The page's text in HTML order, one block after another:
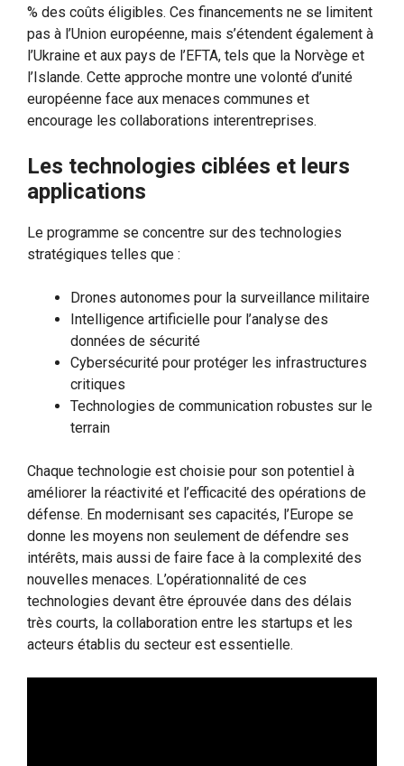
% des coûts éligibles. Ces financements ne se limitent
pas à l’Union européenne, mais s’étendent également à
l’Ukraine et aux pays de l’EFTA, tels que la Norvège et
l’Islande. Cette approche montre une volonté d’unité
européenne face aux menaces communes et
encourage les collaborations interentreprises.
Les technologies ciblées et leurs
applications
Le programme se concentre sur des technologies
stratégiques telles que :
Drones autonomes pour la surveillance militaire
Intelligence artificielle pour l’analyse des
données de sécurité
Cybersécurité pour protéger les infrastructures
critiques
Technologies de communication robustes sur le
terrain
Chaque technologie est choisie pour son potentiel à
améliorer la réactivité et l’efficacité des opérations de
défense. En modernisant ses capacités, l’Europe se
donne les moyens non seulement de défendre ses
intérêts, mais aussi de faire face à la complexité des
nouvelles menaces. L’opérationnalité de ces
technologies devant être éprouvée dans des délais
très courts, la collaboration entre les startups et les
acteurs établis du secteur est essentielle.